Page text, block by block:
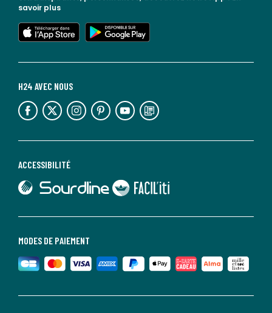
MODES DE PAIEMENT
ACCESSIBILITÉ
lien vers Sourdline
lien vers Faciliti
H24 AVEC NOUS
lien vers l'espace réseaux sociaux lien vers l'espace réseaux sociaux lien vers l'espace réseaux sociaux lien vers l'espace réseaux sociaux lien vers l'espace réseaux sociaux lien vers le blog la redoute
savoir plus
lien vers l'app store
lien vers google play